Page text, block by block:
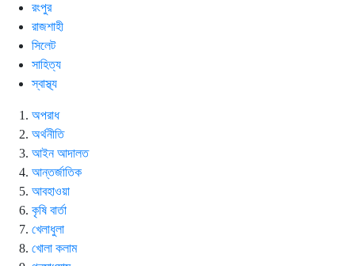
রংপুর
রাজশাহী
সিলেট
সাহিত্য
স্বাস্থ্য
অপরাধ
অর্থনীতি
আইন আদালত
আন্তর্জাতিক
আবহাওয়া
কৃষি বার্তা
খেলাধুলা
খোলা কলাম